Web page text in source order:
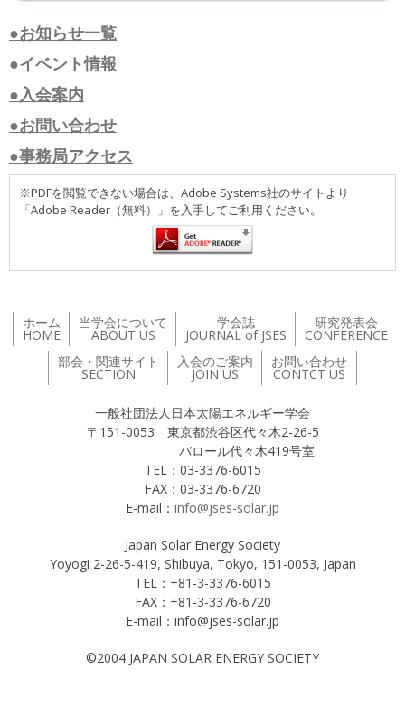
●お知らせ一覧
●イベント情報
●入会案内
●お問い合わせ
●事務局アクセス
※PDFを閲覧できない場合は、Adobe Systems社のサイトより
「Adobe Reader（無料）」を入手してご利用ください。
ホーム
HOME
当学会について
ABOUT US
学会誌
JOURNAL of JSES
研究発表会
CONFERENCE
部会・関連サイト
SECTION
入会のご案内
JOIN US
お問い合わせ
CONTCT US
一般社団法人日本太陽エネルギー学会
〒151-0053 東京都渋谷区代々木2-26-5
バロール代々木419号室
TEL：03-3376-6015
FAX：03-3376-6720
E-mail： info@jses-solar.jp
Japan Solar Energy Society
Yoyogi 2-26-5-419, Shibuya, Tokyo, 151-0053, Japan
TEL：+81-3-3376-6015
FAX：+81-3-3376-6720
E-mail：info@jses-solar.jp
©2004 JAPAN SOLAR ENERGY SOCIETY